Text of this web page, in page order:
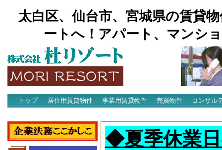
太白区、仙台市、宮城県の賃貸
ートへ！アパート、マンシ
トップ 居住用賃貸物件 事業用賃貸物件 売買物件
コンサル
◆夏季休業